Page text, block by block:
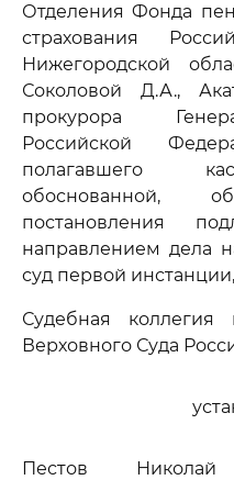
Отделения Фонда
страхования
Нижегородской
Соколовой Д.А.,
прокурора
Российской
полагавшего
обоснованной,
постановления
направлением дела
суд первой инстанции,
Судебная
Верховного Суда
Пестов